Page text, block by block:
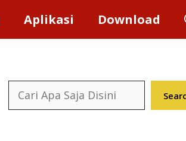
Aplikasi Download
Search